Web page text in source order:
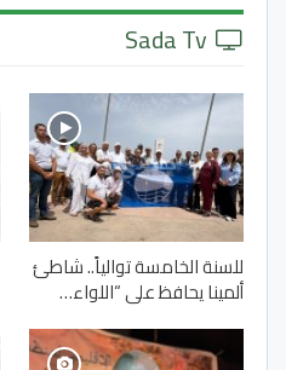
للسنة الخامسة توالياً.. شاطئ
ألمينا يحافظ على “اللواء…